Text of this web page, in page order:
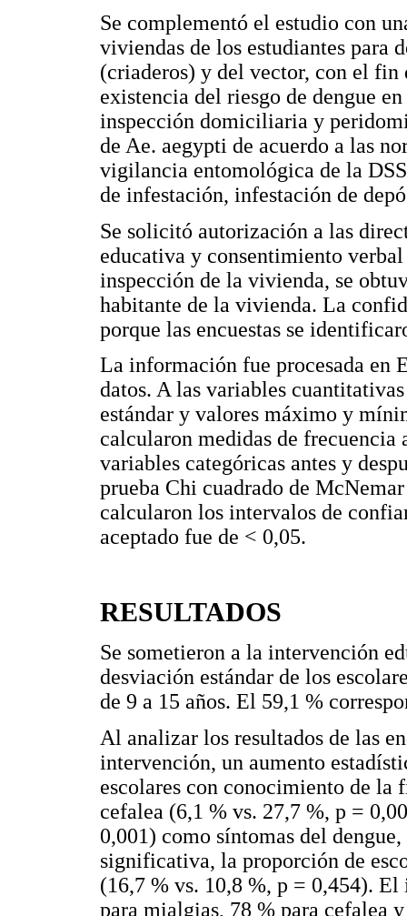
Se complementó el estudio con
viviendas de los estudiantes para
(criaderos) y del vector, con el fin
existencia del riesgo de dengue
inspección domiciliaria y
de Ae. aegypti de acuerdo a las
vigilancia entomológica de la
de infestación, infestación de
Se solicitó autorización a las
educativa y consentimiento
inspección de la vivienda, se
habitante de la vivienda. La
porque las encuestas se
La información fue procesada en
datos. A las variables
estándar y valores máximo y
calcularon medidas de
variables categóricas antes y
prueba Chi cuadrado de
calcularon los intervalos de
aceptado fue de < 0,05.
RESULTADOS
Se sometieron a la intervención
desviación estándar de los
de 9 a 15 años. El 59,1 %
Al analizar los resultados de las
intervención, un aumento
escolares con conocimiento de la
cefalea (6,1 % vs. 27,7 %, p =
0,001) como síntomas del
significativa, la proporción de
(16,7 % vs. 10,8 %, p = 0,454).
para mialgias, 78 % para cefalea